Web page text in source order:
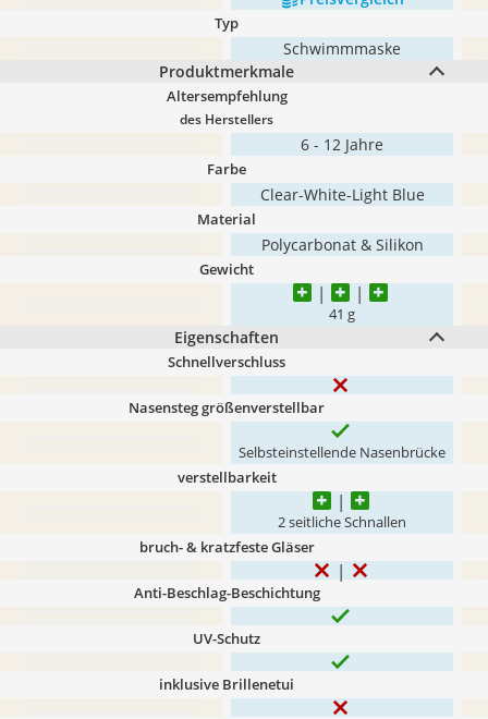
Typ
Schwimmmaske
Produktmerkmale
Altersempfehlung
des Herstellers
6 - 12 Jahre
Farbe
Clear-White-Light Blue
Material
Polycarbonat & Silikon
Gewicht
41 g
Eigenschaften
Schnellverschluss
Nasensteg größenverstellbar
Selbsteinstellende Nasenbrücke
verstellbarkeit
2 seitliche Schnallen
bruch- & kratzfeste Gläser
Anti-Beschlag-Beschichtung
UV-Schutz
inklusive Brillenetui